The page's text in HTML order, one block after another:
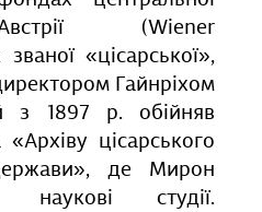
(Wiener
«цісарської»,
Гайнріхом
з 1897 р. обійняв
цісарського
де Мирон
наукові студії.